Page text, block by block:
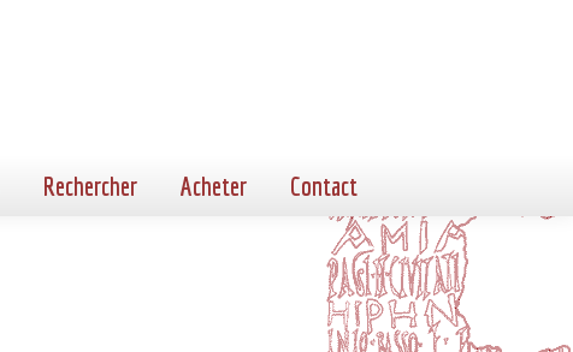
Rechercher Acheter Contact